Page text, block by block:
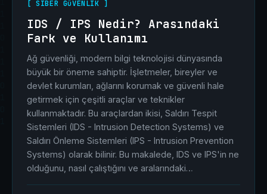
[ SIBER GüVENLIK ]
IDS / IPS Nedir? Arasındaki
Fark ve Kullanımı
Ağ güvenliği, modern bilgi teknolojisi dünyasında
büyük bir öneme sahiptir. İşletmeler, bireyler ve
devlet kurumları, ağlarını korumak ve güvenli hale
getirmek için çeşitli araçlar ve teknikler
kullanmaktadır. Bu araçlardan ikisi, Saldırı Tespit
Sistemleri (IDS - Intrusion Detection Systems) ve
Saldırı Önleme Sistemleri (IPS - Intrusion Prevention
Systems) olarak bilinir. Bu makalede, IDS ve IPS'in ne
olduğunu, nasıl çalıştığını ve aralarındaki…